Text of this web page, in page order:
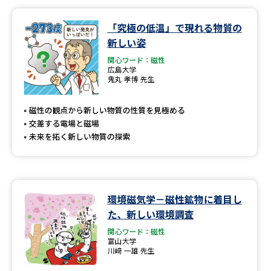
高等学校（情報）教員資格認定
大学研究
大学で学べる内容や特徴を調べる
データサイエンス特集 奨学金・特待生制度特集
デジタルパンフレット 進路の３択
新学年スタート号特集ページ
「究極の低温」で現れる物質の
新しい姿
関心ワード：磁性
広島大学
鬼丸 孝博 先生
磁性の観点から新しい物質の性質を見極める
交差する電場と磁場
未来を拓く新しい物質の探索
環境磁気学－磁性鉱物に着目し
た、新しい環境調査
関心ワード：磁性
富山大学
川﨑 一雄 先生